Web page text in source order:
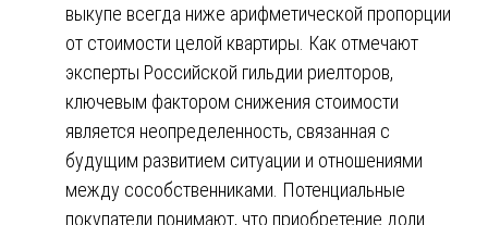
выкупе всегда ниже арифметической пропорции
от стоимости целой квартиры. Как отмечают
эксперты Российской гильдии риелторов,
ключевым фактором снижения стоимости
является неопределенность, связанная с
будущим развитием ситуации и отношениями
между сособственниками. Потенциальные
покупатели понимают, что приобретение доли